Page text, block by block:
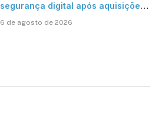
segurança digital após aquisições
6 de agosto de 2026